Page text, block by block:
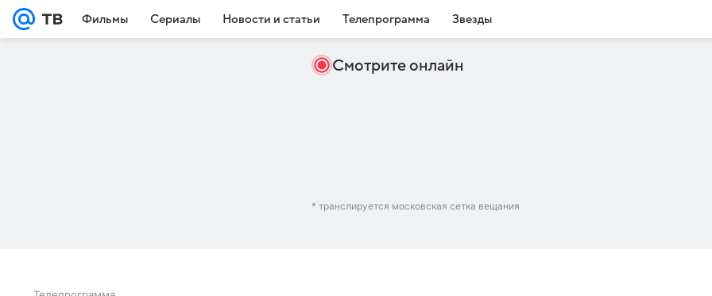
Фильмы Сериалы Новости и статьи Телепрограмма Звезды
Смотрите онлайн
* транслируется московская сетка вещания